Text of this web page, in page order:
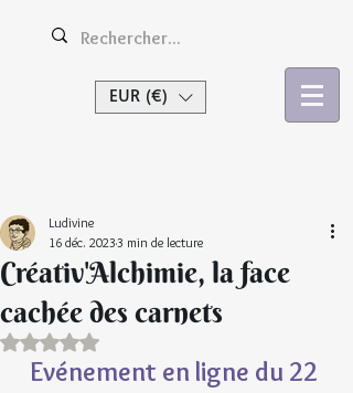
EUR (€)
Créativ'Alchimie, la face
cachée des carnets
Ludivine
16 déc. 20233 min de lecture
Noté NaN étoiles sur 5.
Evénement en ligne du 22